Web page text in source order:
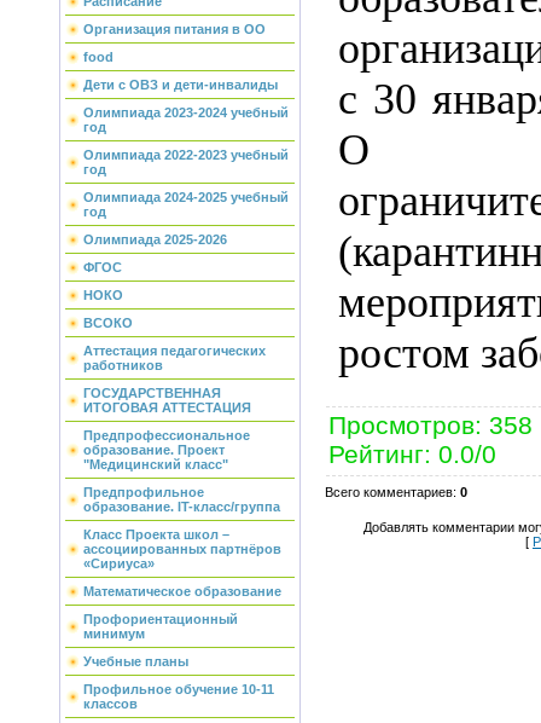
Организация питания в ОО
food
Дети с ОВЗ и дети-инвалиды
Олимпиада 2023-2024 учебный
год
Олимпиада 2022-2023 учебный
год
Олимпиада 2024-2025 учебный
год
Олимпиада 2025-2026
ФГОС
НОКО
ВСОКО
Аттестация педагогических
работников
ГОСУДАРСТВЕННАЯ
ИТОГОВАЯ АТТЕСТАЦИЯ
Предпрофессиональное
образование. Проект
"Медицинский класс"
Предпрофильное
образование. IT-класс/группа
Класс Проекта школ –
ассоциированных партнёров
«Сириуса»
Математическое образование
Профориентационный
минимум
Учебные планы
Профильное обучение 10-11
классов
с 30
О
ростом
Просмотров: 358
Рейтинг: 0.0/0
Всего комментариев: 0
Добавлять комментарии
[